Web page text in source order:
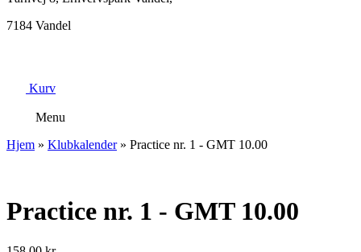
7184 Vandel
Kurv
Menu
Hjem » Klubkalender » Practice nr. 1 - GMT 10.00
Practice nr. 1 - GMT 10.00